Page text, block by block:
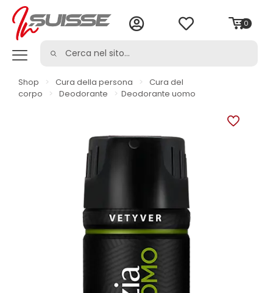
0
Shop > Cura della persona >
Cura del
corpo
> Deodorante > Deodorante uomo